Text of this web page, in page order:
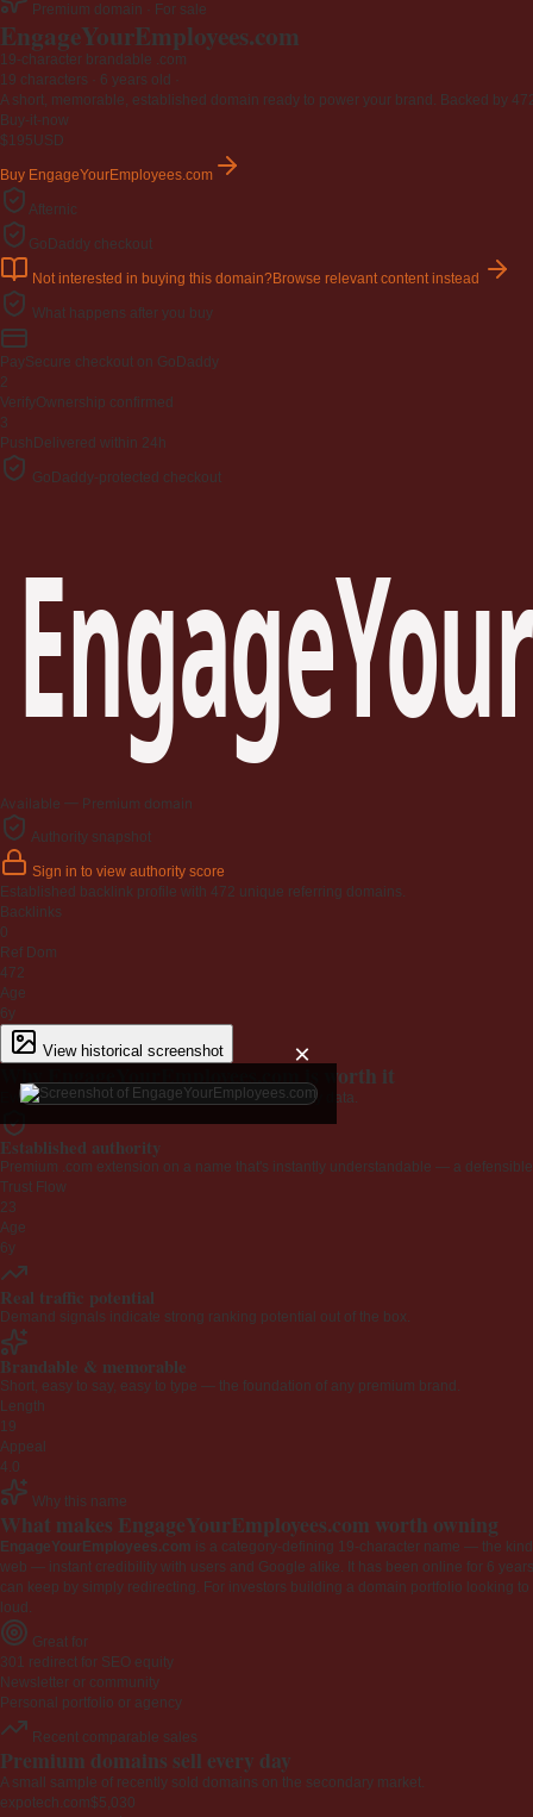
Premium domain · For sale
EngageYourEmployees.com
19-character brandable .com
19 characters · 6 years old
A short, memorable, established domain ready to power your brand. Backed by
Buy-it-now
$195USD
Buy EngageYourEmployees.com
Afternic
GoDaddy checkout
Not interested in buying this domain?Browse relevant content instead
What happens after you buy
PaySecure checkout on GoDaddy
2
VerifyOwnership confirmed
3
Push Delivered within 24h
GoDaddy-protected checkout
Available — Premium domain
Authority snapshot
Sign in to view authority score
Established backlink profile with 472 unique referring domains.
Backlinks
0
Ref Dom
472
Age
6y
View historical screenshot ×
Why EngageYourEmployees.com is worth it
Every claim below is backed by verified third-party data.
Established authority
Premium .com extension on a name that's instantly understandable — a
Trust Flow
23
Age
6y
Real traffic potential
Demand signals indicate strong ranking potential out of the box.
Brandable & memorable
Short, easy to say, easy to type — the foundation of any premium brand.
Length
19
Appeal
4.0
Why this name
What makes EngageYourEmployees.com worth owning
EngageYourEmployees.com is a category-defining 19-character name — the
web — instant credibility with users and Google alike. It has been online for 6
can keep by simply redirecting. For investors building a domain portfolio looking
loud.
Great for
301 redirect for SEO equity
Newsletter or community
Personal portfolio or agency
Recent comparable sales
Premium domains sell every day
A small sample of recently sold domains on the secondary market.
expotech.com$5,030